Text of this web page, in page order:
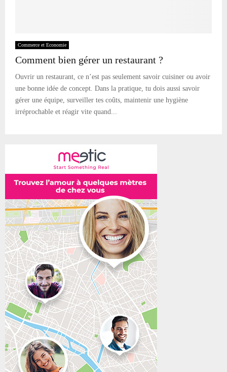
Commerce et Economie
Comment bien gérer un restaurant ?
Ouvrir un restaurant, ce n’est pas seulement savoir cuisiner ou avoir
une bonne idée de concept. Dans la pratique, tu dois aussi savoir
gérer une équipe, surveiller tes coûts, maintenir une hygiène
irréprochable et réagir vite quand...